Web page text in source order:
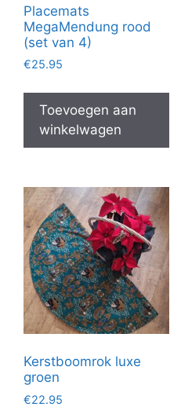
Placemats
MegaMendung rood
(set van 4)
€25.95
Toevoegen aan
winkelwagen
Kerstboomrok luxe
groen
€22.95